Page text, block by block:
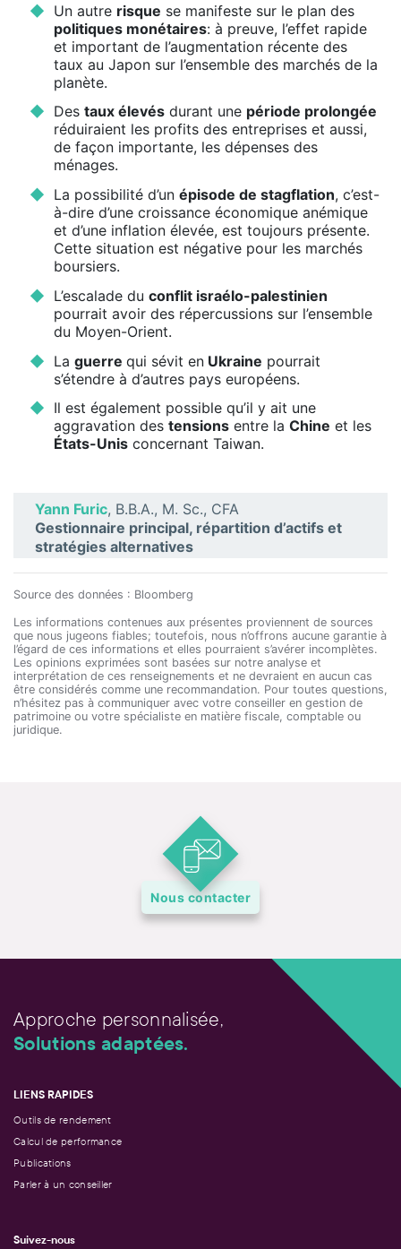
Un autre risque se manifeste sur le plan des
politiques monétaires: à preuve, l’effet rapide
et important de l’augmentation récente des
taux au Japon sur l’ensemble des marchés de la
planète.
Des taux élevésdurant une période prolongée
réduiraient les profits des entreprises et aussi,
de façon importante, les dépenses des
ménages.
La possibilité d’un épisode de stagflation, c’est-
à-dire d’une croissance économique anémique
et d’une inflation élevée, est toujours présente.
Cette situation est négative pour les marchés
boursiers.
L’escalade du conflit israélo-palestinien
pourrait avoir des répercussions sur l’ensemble
du Moyen-Orient.
La guerre qui sévit enUkraine pourrait
s’étendre à d’autres pays européens.
Il est également possible qu’il y ait une
aggravation des tensionsentre la Chine et les
États-Unisconcernant Taiwan.
Yann Furic, B.B.A., M. Sc., CFA
Gestionnaire principal, répartition d’actifs et
stratégies alternatives
Source des données : Bloomberg
Les informations contenues aux présentes proviennent de sources
que nous jugeons fiables; toutefois, nous n’offrons aucune garantie à
l’égard de ces informations et elles pourraient s’avérer incomplètes.
Les opinions exprimées sont basées sur notre analyse et
interprétation de ces renseignements et ne devraient en aucun cas
être considérés comme une recommandation. Pour toutes questions,
n’hésitez pas à communiquer avec votre conseiller en gestion de
patrimoine ou votre spécialiste en matière fiscale, comptable ou
juridique.
Nous contacter
Approche personnalisée,
Solutions adaptées.
LIENS RAPIDES
Outils de rendement
Calcul de performance
Publications
Parler à un conseiller
Suivez-nous